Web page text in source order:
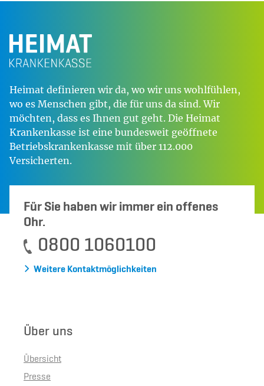
Heimat definieren wir da, wo wir uns wohlfühlen,
wo es Menschen gibt, die für uns da sind. Wir
möchten, dass es Ihnen gut geht. Die Heimat
Krankenkasse ist eine bundesweit geöffnete
Betriebskrankenkasse mit über 112.000
Versicherten.
Für Sie haben wir immer ein offenes
Ohr.
0800 1060100
Weitere Kontaktmöglichkeiten
Über uns
Übersicht
Presse